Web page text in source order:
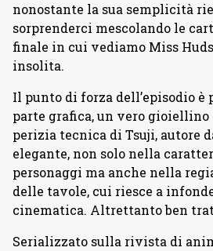
nonostante la sua semplicità
sorprenderci mescolando le
finale in cui vediamo Miss
insolita.
Il punto di forza dell’episodio è
parte grafica, un vero
perizia tecnica di Tsuji, autore
elegante, non solo nella
personaggi ma anche nella
delle tavole, cui riesce a
cinematica. Altrettanto ben
Serializzato sulla rivista di